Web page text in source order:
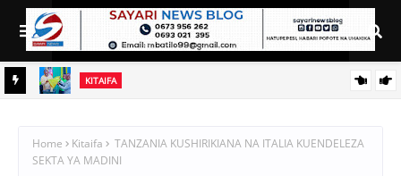
KITAIFA
Home Kitaifa
TANZANIA KUSHIRIKIANA NA ITALIA KUENDELEZA
SEKTA YA MADINI